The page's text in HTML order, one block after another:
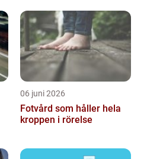
06 juni 2026
Fotvård som håller hela
kroppen i rörelse